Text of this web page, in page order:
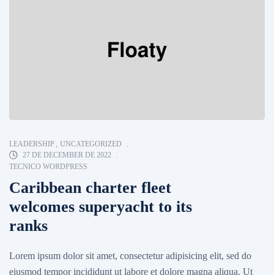
LEADERSHIP , UNCATEGORIZED
27 DE DECEMBER DE 2022
TECNICO WORDPRESS
Caribbean charter fleet
welcomes superyacht to its
ranks
Lorem ipsum dolor sit amet, consectetur adipisicing elit, sed do
eiusmod tempor incididunt ut labore et dolore magna aliqua. Ut